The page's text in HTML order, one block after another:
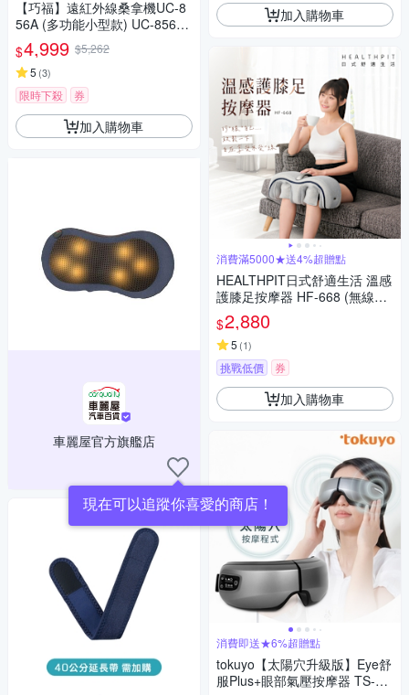
【巧福】遠紅外線桑拿機UC-8
56A (多功能小型款) UC-856A
(桑拿桶/桑拿/泡腳/暖足/乾式泡
腳/韓國汗蒸)
$4,999 $5,262
5 (3)
限時下殺 券
加入購物車
車麗屋官方旗艦店
現在可以追蹤你喜愛的商店！
加入購物車
消費滿5000★送4%超贈點
HEALTHPIT日式舒適生活 溫感
護膝足按摩器 HF-668 (無線使
用/多部位按摩/三種按摩手法選
擇)
$2,880
5 (1)
挑戰低價 券
加入購物車
消費即送★6%超贈點
tokuyo【太陽穴升級版】Eye舒
服Plus+眼部氣壓按摩器 TS-18